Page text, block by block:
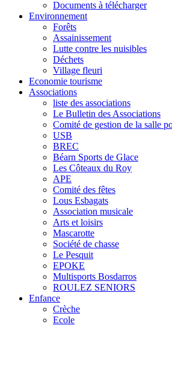
Documents à télécharger
Environnement
Forêts
Assainissement
Lutte contre les nuisibles
Déchets
Village fleuri
Economie tourisme
Associations
liste des associations
Le Bulletin des Associations
Comité de gestion de la salle
USB
BREC
Béarn Sports de Glace
Les Côteaux du Roy
APE
Comité des fêtes
Lous Esbagats
Association musicale
Arts et loisirs
Mascarotte
Société de chasse
Le Pesquit
EPOKE
Multisports Bosdarros
ROULEZ SENIORS
Enfance
Crèche
Ecole